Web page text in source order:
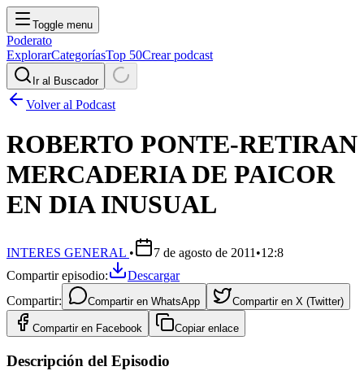
Toggle menu
Poderato
ExplorarCategoríasTop 50Crear podcast
Ir al Buscador
Volver al Podcast
ROBERTO PONTE-RETIRAN
MERCADERIA DE PAICOR
EN DIA INUSUAL
INTERES GENERAL • 7 de agosto de 2011 •12:8
Compartir episodio:
Descargar
Compartir:
Compartir en WhatsApp Compartir en X (Twitter)
Compartir en Facebook Copiar enlace
Descripción del Episodio